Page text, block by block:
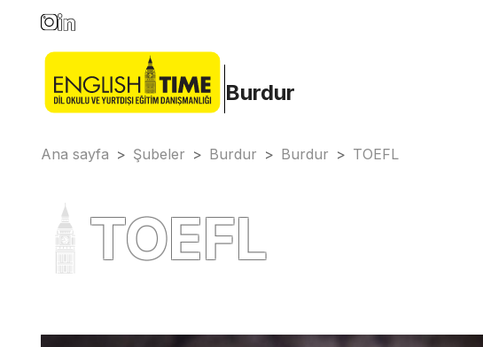
Burdur
Ana sayfa > Şubeler > Burdur > Burdur > TOEFL
TOEFL